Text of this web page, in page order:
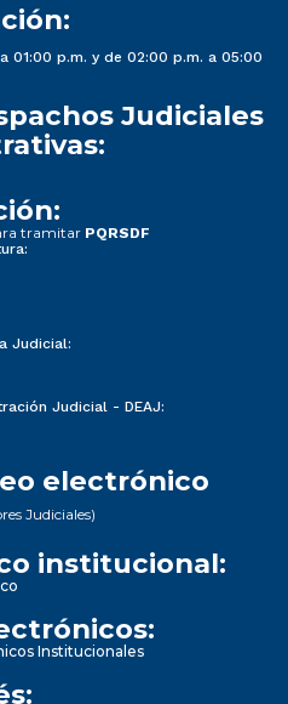
01:00 p.m. y de 02:00 p.m. a 05:00
Judiciales
tramitar PQRSDF
Judicial:
Judicial - DEAJ:
electrónico
Judiciales)
institucional:
Institucionales